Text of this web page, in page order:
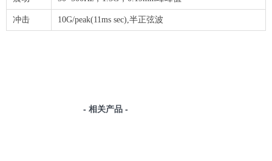
冲击 10G/peak(11ms sec),半正弦波
- 相关产品 -